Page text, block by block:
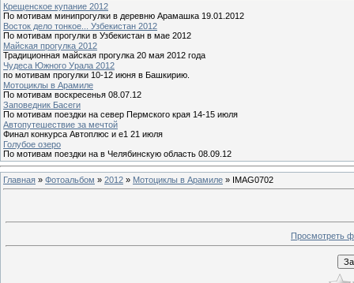
Крещенское купание 2012
По мотивам минипрогулки в деревню Арамашка 19.01.2012
Восток дело тонкое... Узбекистан 2012
По мотивам прогулки в Узбекистан в мае 2012
Майская прогулка 2012
Традиционная майская прогулка 20 мая 2012 года
Чудеса Южного Урала 2012
по мотивам прогулки 10-12 июня в Башкирию.
Мотоциклы в Арамиле
По мотивам воскресенья 08.07.12
Заповедник Басеги
По мотивам поездки на север Пермского края 14-15 июля
Автопутешествие за мечтой
Финал конкурса Автоплюс и е1 21 июля
Голубое озеро
По мотивам поездки на в Челябинскую область 08.09.12
Главная » Фотоальбом » 2012 » Мотоциклы в Арамиле » IMAG0702
Просмотреть